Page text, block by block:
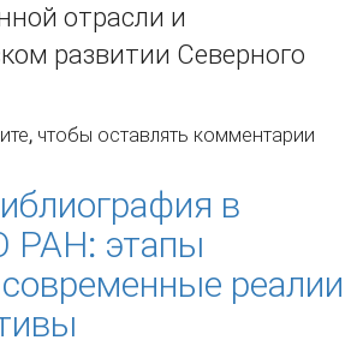
отрасли и
развитии Северного
профиль
, чтобы оставлять комментарии
в
этапы
реалии